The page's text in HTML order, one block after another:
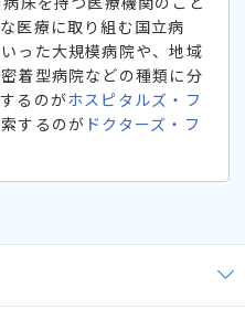
医療に取り組む国立病
った大規模病院や、地域
着型病院などの種類に分
るのがホスピタルズ・フ
するのが ドクターズ・フ